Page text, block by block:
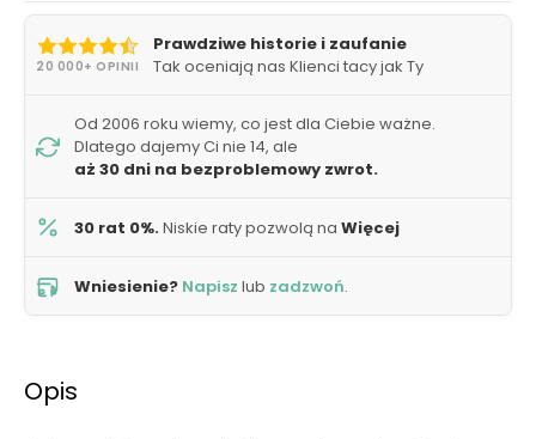
20 000+ OPINII
Prawdziwe historie i zaufanie
Tak oceniają nas Klienci tacy jak Ty
Od 2006 roku wiemy, co jest dla Ciebie ważne.
Dlatego dajemy Ci nie 14, ale
aż 30 dni na bezproblemowy zwrot.
30 rat 0%.Niskie raty pozwolą na Więcej
Wniesienie? Napisz lub zadzwoń.
Opis